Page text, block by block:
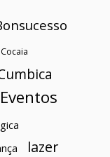
Cocaia
Eventos
lazer